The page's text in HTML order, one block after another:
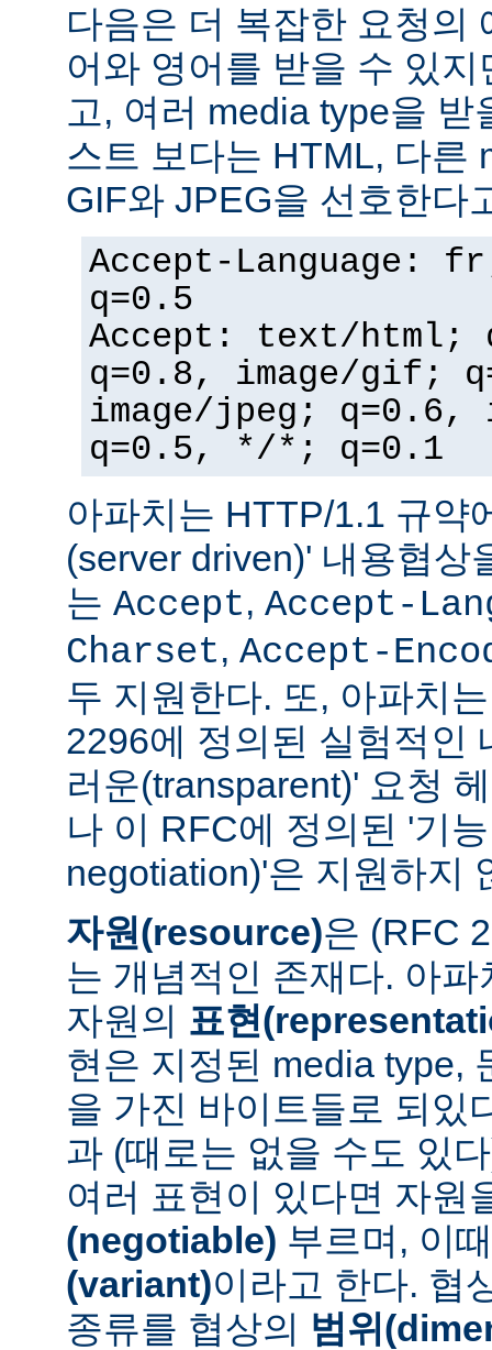
다음은 더 복잡한 요청의
어와 영어를 받을 수 있
고, 여러 media type을
스트 보다는 HTML, 다른
GIF와 JPEG을 선호한다
Accept-Language:
q=0.5
Accept: text/html;
q=0.8, image/gif;
image/jpeg; q=0.6,
q=0.5, */*; q=0.1
아파치는 HTTP/1.1 규약
(server driven)' 내용협상
는 Accept, Accept-
Charset, Accept-
두 지원한다. 또, 아파치
2296에 정의된 실험적인
러운(transparent)' 요청
나 이 RFC에 정의된 '기
negotiation)'은 지원하지
자원(resource)은 (RFC
는 개념적인 존재다. 아
자원의 표현
현은 지정된 media type,
을 가진 바이트들로 되있
과 (때로는 없을 수도 있
여러 표현이 있다면 자원
(negotiable) 부르며, 이
(variant)이라고 한다. 협
종류를 협상의 범위